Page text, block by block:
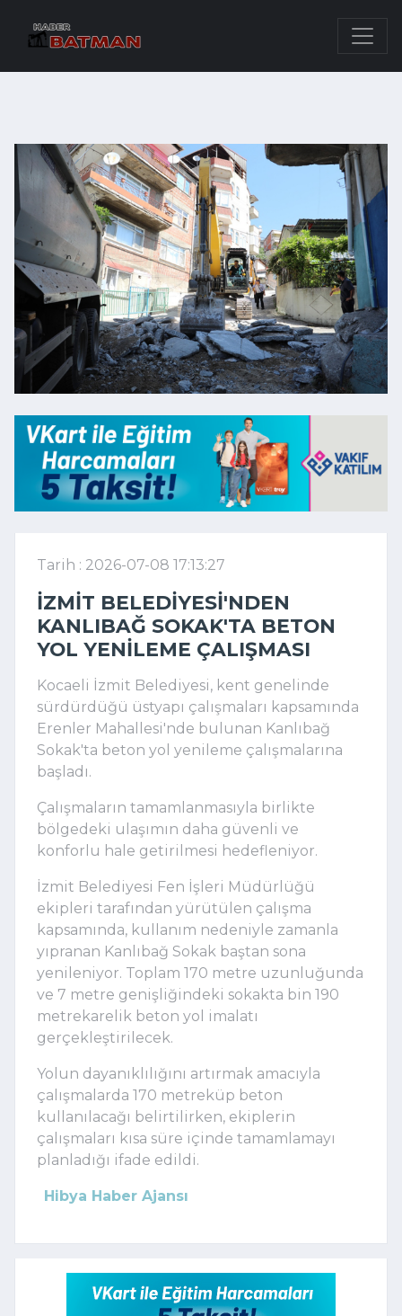
Tarih : 2026-07-08 17:13:27
İZMIT BELEDIYESI'NDEN
KANLIBAĞ SOKAK'TA BETON
YOL YENILEME ÇALIŞMASI
Kocaeli İzmit Belediyesi, kent genelinde
sürdürdüğü üstyapı çalışmaları kapsamında
Erenler Mahallesi'nde bulunan Kanlıbağ
Sokak'ta beton yol yenileme çalışmalarına
başladı.
Çalışmaların tamamlanmasıyla birlikte
bölgedeki ulaşımın daha güvenli ve
konforlu hale getirilmesi hedefleniyor.
İzmit Belediyesi Fen İşleri Müdürlüğü
ekipleri tarafından yürütülen çalışma
kapsamında, kullanım nedeniyle zamanla
yıpranan Kanlıbağ Sokak baştan sona
yenileniyor. Toplam 170 metre uzunluğunda
ve 7 metre genişliğindeki sokakta bin 190
metrekarelik beton yol imalatı
gerçekleştirilecek.
Yolun dayanıklılığını artırmak amacıyla
çalışmalarda 170 metreküp beton
kullanılacağı belirtilirken, ekiplerin
çalışmaları kısa süre içinde tamamlamayı
planladığı ifade edildi.
Hibya Haber Ajansı